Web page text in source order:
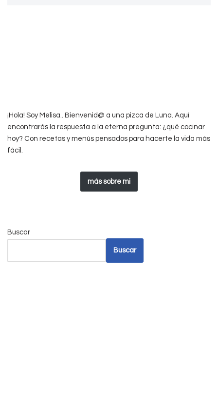
¡Hola! Soy Melisa.. Bienvenid@ a una pizca de Luna. Aquí
encontrarás la respuesta a la eterna pregunta: ¿qué cocinar
hoy? Con recetas y menús pensados para hacerte la vida más
fácil.
más sobre mi
Buscar
Buscar